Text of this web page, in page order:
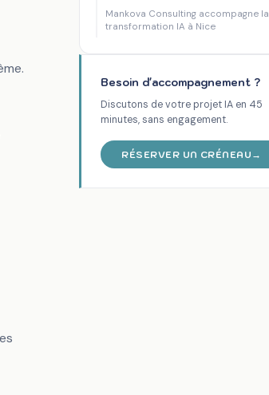
Mankova Consulting accompagne la
transformation IA à Nice
Besoin d'accompagnement ?
Discutons de votre projet IA en 45
minutes, sans engagement.
RÉSERVER UN CRÉNEAU →